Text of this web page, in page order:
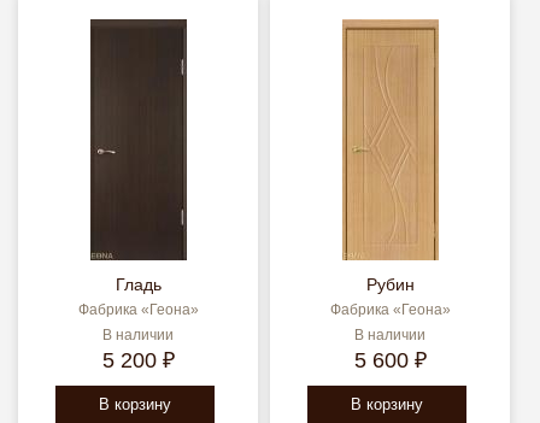
Гладь
Фабрика «Геона»
В наличии
5 200 ₽
В корзину
Рубин
Фабрика «Геона»
В наличии
5 600 ₽
В корзину